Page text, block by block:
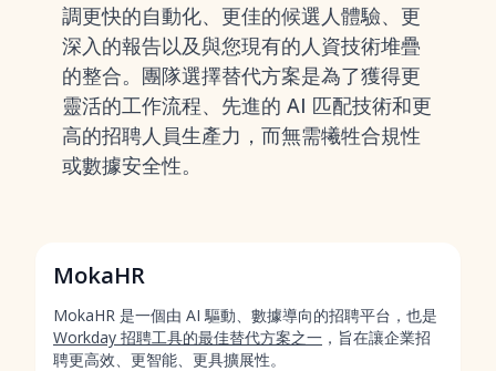
調更快的自動化、更佳的候選人體驗、更
深入的報告以及與您現有的人資技術堆疊
的整合。團隊選擇替代方案是為了獲得更
靈活的工作流程、先進的 AI 匹配技術和更
高的招聘人員生產力，而無需犧牲合規性
或數據安全性。
MokaHR
MokaHR 是一個由 AI 驅動、數據導向的招聘平台，也是
Workday 招聘工具的最佳替代方案之一 ，旨在讓企業招
聘更高效、更智能、更具擴展性。